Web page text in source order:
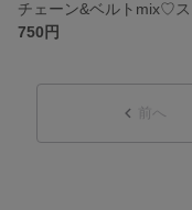
750円
前へ